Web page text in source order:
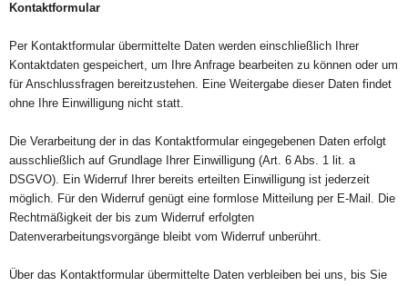
Kontaktformular
Per Kontaktformular übermittelte Daten werden einschließlich Ihrer
Kontaktdaten gespeichert, um Ihre Anfrage bearbeiten zu können oder um
für Anschlussfragen bereitzustehen. Eine Weitergabe dieser Daten findet
ohne Ihre Einwilligung nicht statt.
Die Verarbeitung der in das Kontaktformular eingegebenen Daten erfolgt
ausschließlich auf Grundlage Ihrer Einwilligung (Art. 6 Abs. 1 lit. a
DSGVO). Ein Widerruf Ihrer bereits erteilten Einwilligung ist jederzeit
möglich. Für den Widerruf genügt eine formlose Mitteilung per E-Mail. Die
Rechtmäßigkeit der bis zum Widerruf erfolgten
Datenverarbeitungsvorgänge bleibt vom Widerruf unberührt.
Über das Kontaktformular übermittelte Daten verbleiben bei uns, bis Sie